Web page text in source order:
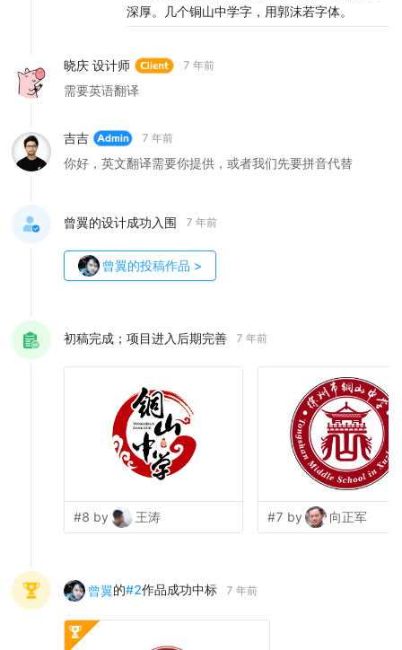
深厚。几个铜山中学字，用郭沫若字体。
晓庆 设计师 7 年前
需要英语翻译
吉吉 7 年前
你好，英文翻译需要你提供，或者我们先要拼音代替
曾翼的设计成功入围 7 年前
曾翼的投稿作品 >
初稿完成；项目进入后期完善 7 年前
#8 by 王涛 #7 by 向正军
曾翼的#2作品成功中标 7 年前